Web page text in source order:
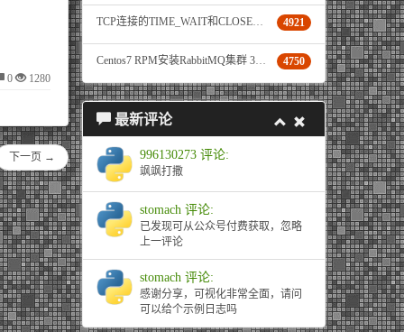
0 1280
下一页 →
TCP连接的TIME_WAIT和CLOSE_WAIT问题 4921
Centos7 RPM安装RabbitMQ集群 3.7.4 4750
最新评论
996130273 评论:
飒飒打撒
stomach 评论:
已发现可从公众号付费获取，忽略
上一评论
stomach 评论:
感谢分享，可视化非常全面，请问
可以给个示例日志吗